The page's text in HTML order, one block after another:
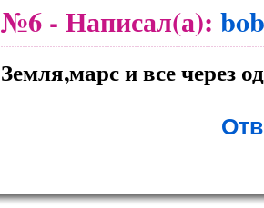
№6 - Написал(а):
Земля,марс и все через